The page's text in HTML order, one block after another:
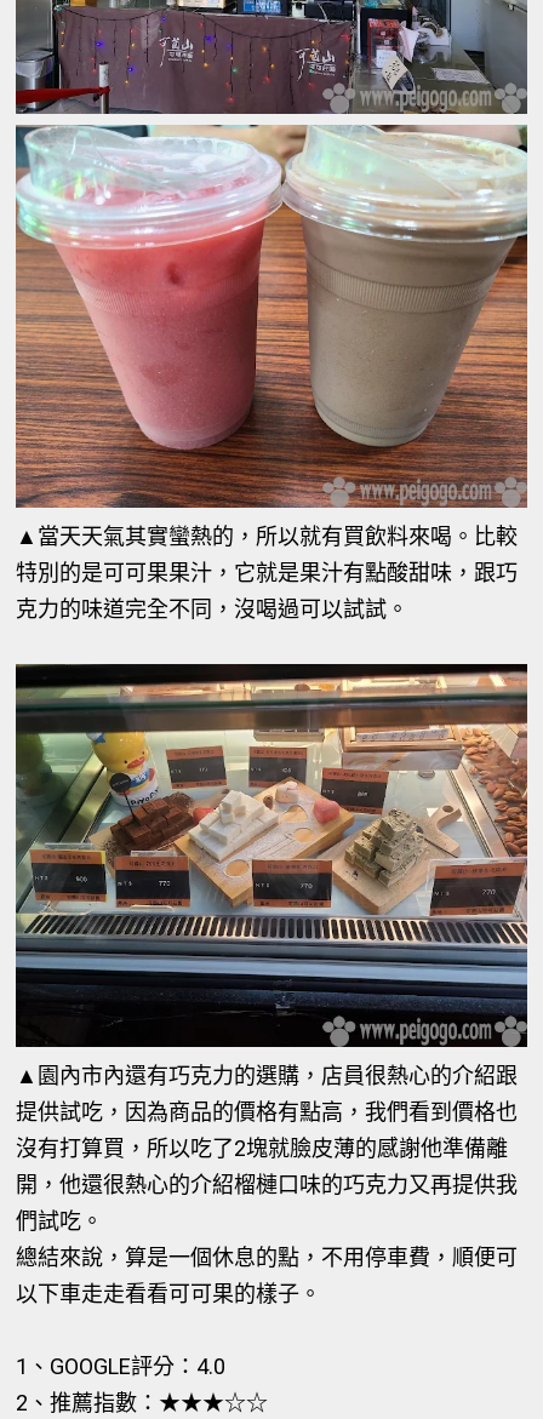
▲當天天氣其實蠻熱的，所以就有買飲料來喝。比較
特別的是可可果果汁，它就是果汁有點酸甜味，跟巧
克力的味道完全不同，沒喝過可以試試。
▲園內市內還有巧克力的選購，店員很熱心的介紹跟
提供試吃，因為商品的價格有點高，我們看到價格也
沒有打算買，所以吃了2塊就臉皮薄的感謝他準備離
開，他還很熱心的介紹榴槤口味的巧克力又再提供我
們試吃。
總結來說，算是一個休息的點，不用停車費，順便可
以下車走走看看可可果的樣子。
1、GOOGLE評分：4.0
2、推薦指數：★★★☆☆